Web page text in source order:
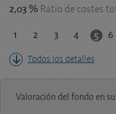
2,03 % Ratio de costes
1 2 3 4 5 6
Todos los detalles
Valoración del fondo en